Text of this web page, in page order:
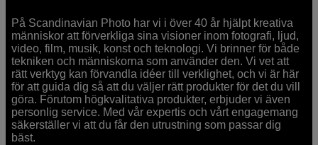
På Scandinavian Photo har vi i över 40 år hjälpt kreativa
människor att förverkliga sina visioner inom fotografi, ljud,
video, film, musik, konst och teknologi. Vi brinner för både
tekniken och människorna som använder den. Vi vet att
rätt verktyg kan förvandla idéer till verklighet, och vi är här
för att guida dig så att du väljer rätt produkter för det du vill
göra. Förutom högkvalitativa produkter, erbjuder vi även
personlig service. Med vår expertis och vårt engagemang
säkerställer vi att du får den utrustning som passar dig
bäst.